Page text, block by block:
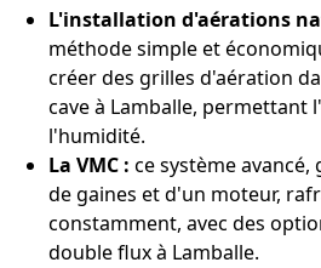
L'installation d'aérations
méthode simple et
créer des grilles d'aération
cave à Lamballe, permettant
l'humidité.
La VMC : ce système avancé,
de gaines et d'un moteur,
constamment, avec des
double flux à Lamballe.